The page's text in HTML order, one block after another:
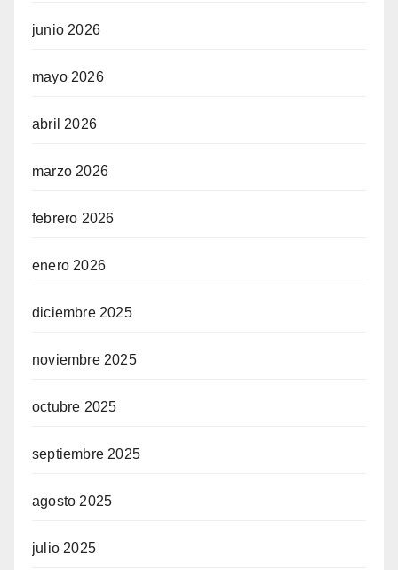
junio 2026
mayo 2026
abril 2026
marzo 2026
febrero 2026
enero 2026
diciembre 2025
noviembre 2025
octubre 2025
septiembre 2025
agosto 2025
julio 2025